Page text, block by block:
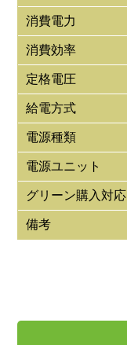
消費電力
消費効率
定格電圧
給電方式
電源種類
電源ユニット
グリーン購入対応
備考